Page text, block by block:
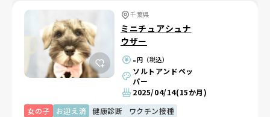
千葉県
ミニチュアシュナ
ウザー
-円（税込）
ソルトアンドペッ
パー
2025/04/14(15か月)
女の子
お迎え済 健康診断
ワクチン接種